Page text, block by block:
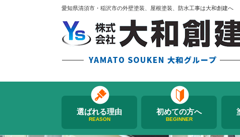
愛知県清須市・稲沢市の外壁塗装、屋根塗装、防水工事は大和創建へ
選ばれる理由
REASON
初めての方へ
BEGINNER